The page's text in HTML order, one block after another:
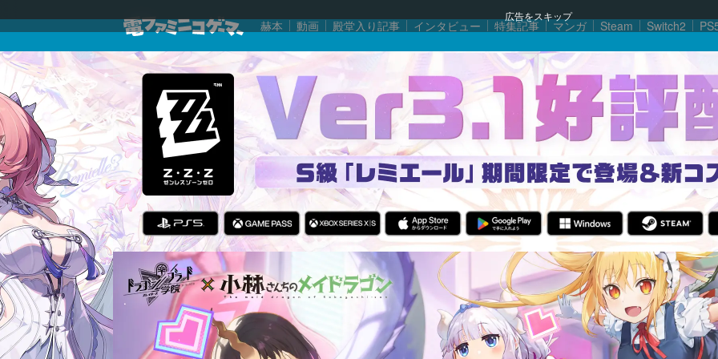
広告をスキップ
赫本 動画 殿堂入り記事 インタビュー 特集記事 マンガ Steam Switch2